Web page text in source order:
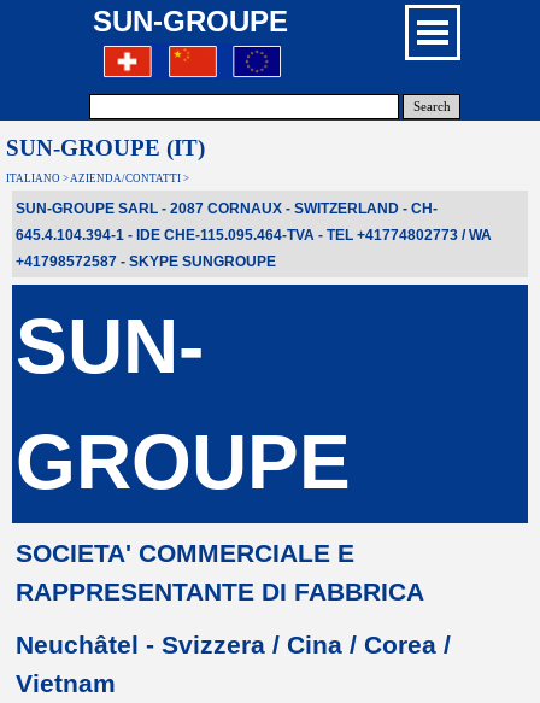
Search
SUN-GROUPE
SUN-GROUPE (IT)
ITALIANO > AZIENDA/CONTATTI >
SUN-GROUPE SARL - 2087 CORNAUX - SWITZERLAND - CH-
645.4.104.394-1 - IDE CHE-115.095.464-TVA - TEL +41774802773 / WA
+41798572587 - SKYPE SUNGROUPE
SUN-
GROUPE
SOCIETA' COMMERCIALE E
RAPPRESENTANTE DI FABBRICA
Neuchâtel - Svizzera / Cina / Corea /
Vietnam